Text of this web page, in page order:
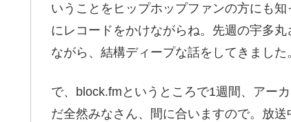
いうことをヒップホップファンの方にも
にレコードをかけながらね。先週の宇多
ながら、結構ディープな話をしてきました
で、block.fmというところで1週間、アー
だ全然みなさん、間に合いますので。放